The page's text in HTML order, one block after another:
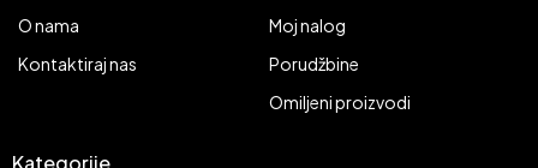
O nama
Kontaktiraj nas
Moj nalog
Porudžbine
Omiljeni proizvodi